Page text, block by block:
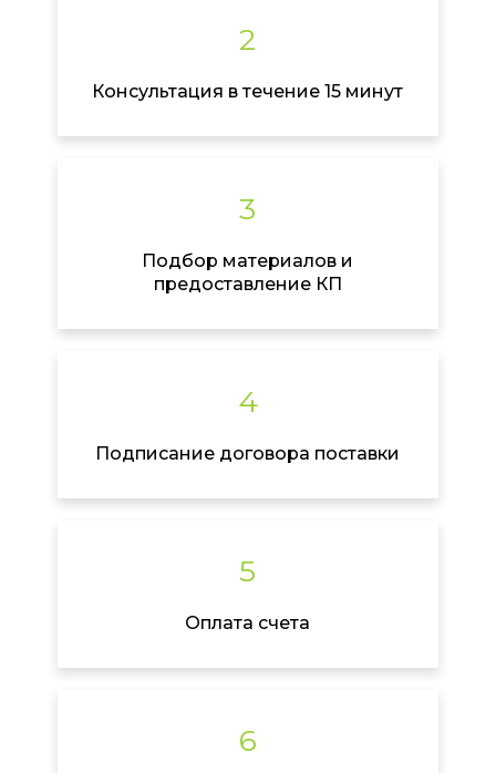
2
Консультация в течение 15 минут
3
Подбор материалов и
предоставление КП
4
Подписание договора поставки
5
Оплата счета
6